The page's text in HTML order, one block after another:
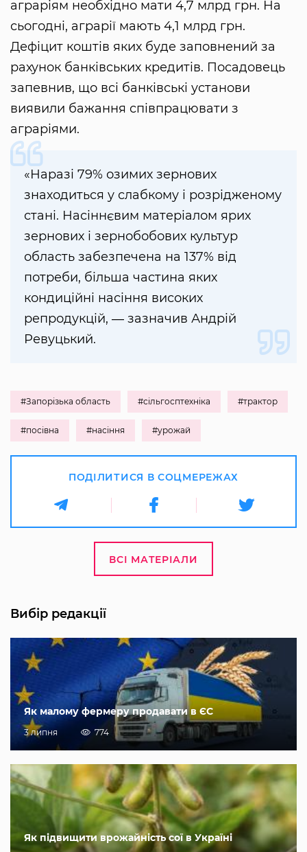
аграріям необхідно мати 4,7 млрд грн. На
сьогодні, аграрії мають 4,1 млрд грн.
Дефіцит коштів яких буде заповнений за
рахунок банківських кредитів. Посадовець
запевнив, що всі банківські установи
виявили бажання співпрацювати з
аграріями.
«Наразі 79% озимих зернових
знаходиться у слабкому і розрідженому
стані. Насіннєвим матеріалом ярих
зернових і зернобобових культур
область забезпечена на 137% від
потреби, більша частина яких
кондиційні насіння високих
репродукцій, ― зазначив Андрій
Ревуцький.
#Запорізька область #сільгосптехніка #трактор
#посівна #насіння #урожай
ПОДІЛИТИСЯ В СОЦМЕРЕЖАХ
ВСІ МАТЕРІАЛИ
Вибір редакції
Як малому фермеру продавати в ЄС
3 липня 774
Як підвищити врожайність сої в Україні